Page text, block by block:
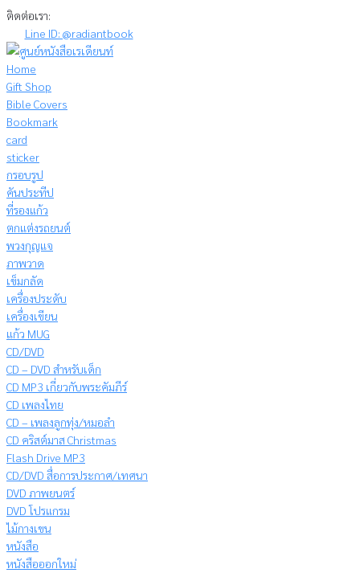
Skip
content
ติดต่อเรา:
Line ID: @radiantbook
Home
Gift Shop
Bible Covers
Bookmark
card
sticker
กรอบรูป
คันประทีป
ที่รองแก้ว
ตกแต่งรถยนต์
พวงกุญแจ
ภาพวาด
เข็มกลัด
เครื่องประดับ
เครื่องเขียน
แก้ว MUG
CD/DVD
CD – DVD สำหรับเด็ก
CD MP3 เกี่ยวกับพระคัมภีร์
CD เพลงไทย
CD – เพลงลูกทุ่ง/หมอลำ
CD คริสต์มาส Christmas
Flash Drive MP3
CD/DVD สื่อการประกาศ/เทศนา
DVD ภาพยนตร์
DVD โปรแกรม
ไม้กางเขน
หนังสือ
หนังสือออกใหม่